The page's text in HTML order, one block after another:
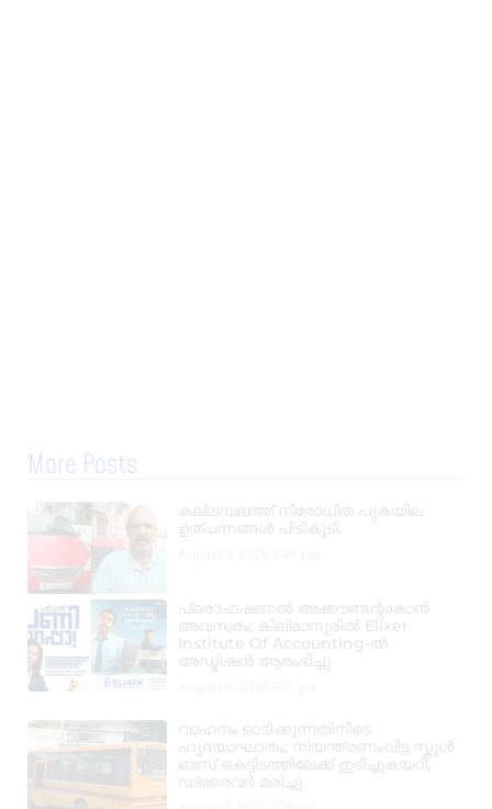
More Posts
കല്ലമ്പലത്ത് നിരോധിത പുകയില
ഉത്പന്നങ്ങൾ പിടികൂടി.
പ്രൊഫഷണൽ അക്കൗണ്ടന്റാകാൻ
അവസരം; കിലിമാനൂരിൽ Elixer
Institute Of Accounting-ൽ
അഡ്മിഷൻ ആരംഭിച്ചു
വാഹനം ഓടിക്കുന്നതിനിടെ
ഹൃദയാഘാതം; നിയന്ത്രണംവിട്ട സ്കൂൾ
ബസ് കെട്ടിടത്തിലേക്ക് ഇടിച്ചുകയറി,
ഡ്രൈവർ മരിച്ചു